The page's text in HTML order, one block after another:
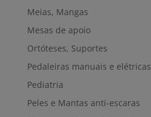
Meias, Mangas
Mesas de apoio
Ortóteses, Suportes
Pedaleiras manuais e elétricas
Pediatria
Peles e Mantas anti-escaras